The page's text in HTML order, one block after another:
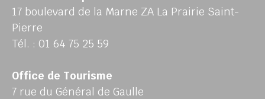
17 boulevard de la Marne ZA La Prairie Saint-
Pierre
Tél. : 01 64 75 25 59
Office de Tourisme
7 rue du Général de Gaulle